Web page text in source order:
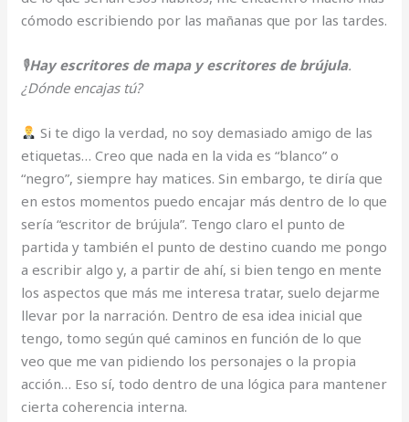
cómodo escribiendo por las mañanas que por las tardes.
🎙Hay escritores de mapa y escritores de brújula.
¿Dónde encajas tú?
Si te digo la verdad, no soy demasiado amigo de las
etiquetas… Creo que nada en la vida es “blanco” o
“negro”, siempre hay matices. Sin embargo, te diría que
en estos momentos puedo encajar más dentro de lo que
sería “escritor de brújula”. Tengo claro el punto de
partida y también el punto de destino cuando me pongo
a escribir algo y, a partir de ahí, si bien tengo en mente
los aspectos que más me interesa tratar, suelo dejarme
llevar por la narración. Dentro de esa idea inicial que
tengo, tomo según qué caminos en función de lo que
veo que me van pidiendo los personajes o la propia
acción… Eso sí, todo dentro de una lógica para mantener
cierta coherencia interna.